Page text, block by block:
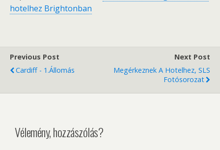
hotelhez Brightonban
Previous Post
Cardiff - 1.állomás
Next Post
Megérkeznek A Hotelhez, SLS
Fotósorozat
Vélemény, hozzászólás?